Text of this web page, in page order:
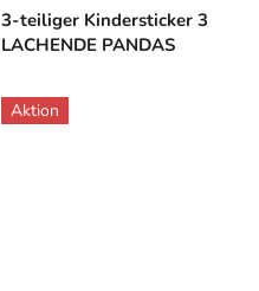
3-teiliger Kindersticker 3
LACHENDE PANDAS
Aktion